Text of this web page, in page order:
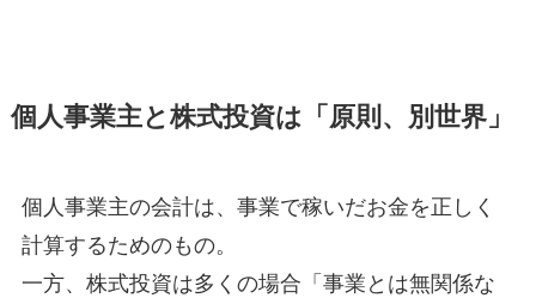
個人事業主と株式投資は「原則、別世界」
個人事業主の会計は、事業で稼いだお金を正しく
計算するためのもの。
一方、株式投資は多くの場合「事業とは無関係な